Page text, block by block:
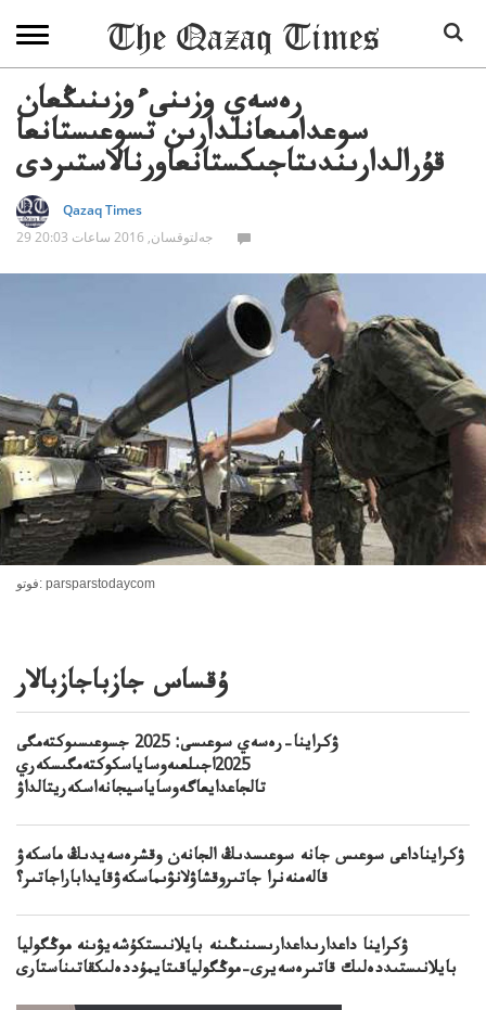
رەسەي وزىنىءوزىنىڭعان
سوعدامىعانلدارىن تسوعىستانعا
قۇرالدارىندىتاجىكستانعاورنالاستىردى
Qazaq Times
29 جەلتوقسان, 2016 ساعات 20:03
فوتو: parsparstodaycom
ۇقساس جازباجازبالار
ۋكراينا–رەسەي سوعىسى: 2025 جسوعىسىوكتەمگى
2025اجىلعىەوساياسكوكتەمگىسكەري
تالجاعدايعاگەوساياسيجانەاسكەريتالداۋ
ۋكرايناداعى سوعىس جانە سوعىسدىڭ الجانەن وقشرەسەيدىڭ ماسكەۋ
قالەمنەنرا جاتىروقشاۋلانۋىماسكەۋقايداباراجاتىر؟
ۋكراينا داعدارىداعدارىسىنىڭىنە بايلانىستكۇشەيۋىنە موڭگوليا
بايلانىستىددەلىك قاتىرەسەيرى–موڭگولياقىتايمۇددەلىكقاتىناستارى